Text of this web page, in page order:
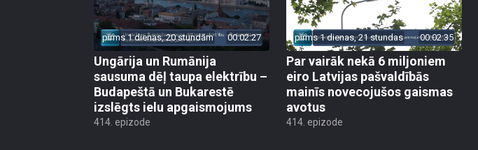
pirms 1 dienas, 20 stundām 00:02:27
Ungārija un Rumānija
sausuma dēļ taupa elektrību –
Budapeštā un Bukarestē
izslēgts ielu apgaismojums
414. epizode
pirms 1 dienas, 21 stundas 00:02:35
Par vairāk nekā 6 miljoniem
eiro Latvijas pašvaldībās
mainīs novecojušos gaismas
avotus
414. epizode